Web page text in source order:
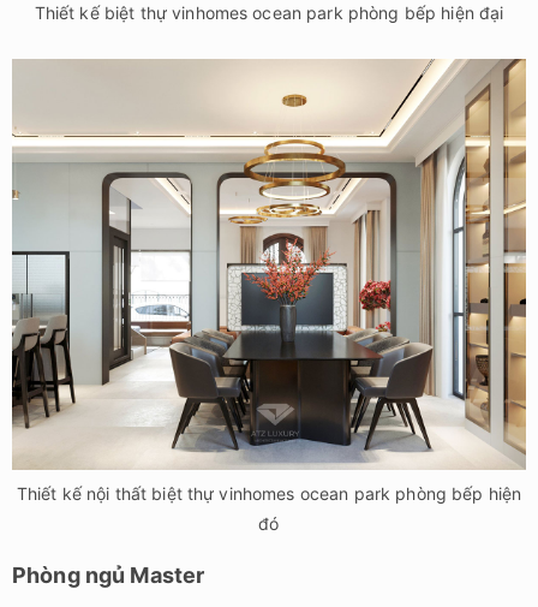
Thiết kế biệt thự vinhomes ocean park phòng bếp hiện đại
Thiết kế nội thất biệt thự vinhomes ocean park phòng bếp hiện
đó
Phòng ngủ Master